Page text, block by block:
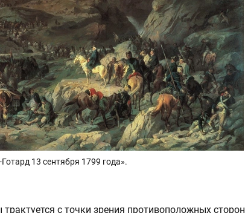
13 сентября 1799 года».
с точки зрения противоположных сторон